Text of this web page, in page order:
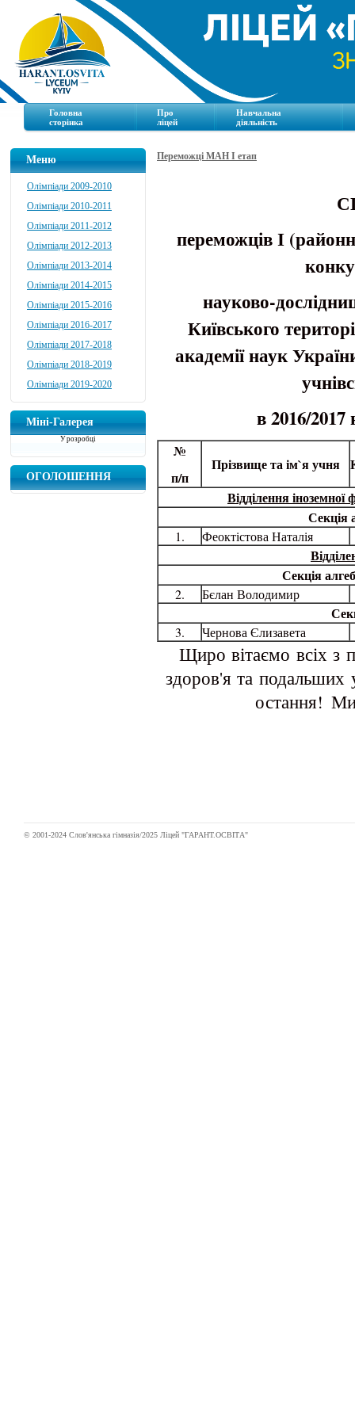
Головна
сторінка
Про
ліцей
Навчальна
діяльність
Меню
Олімпіади 2009-2010
Олімпіади 2010-2011
Олімпіади 2011-2012
Олімпіади 2012-2013
Олімпіади 2013-2014
Олімпіади 2014-2015
Олімпіади 2015-2016
Олімпіади 2016-2017
Олімпіади 2017-2018
Олімпіади 2018-2019
Олімпіади 2019-2020
Міні-Галерея
У розробці
ОГОЛОШЕННЯ
Переможці МАН І етап
переможців І
науково-
Київського
академії наук
в 2016/
№
п/п
Прізвище та ім`я учня
Відділення іноземної
Секція
1. Феоктістова Наталія
Секція
2. Бєлан Володимир
3. Чернова Єлизавета
Щиро вітаємо всіх з
здоров'я та подальших
остання!
© 2001-2024 Слов'янська гімназія/2025 Ліцей "ГАРАНТ.ОСВІТА"